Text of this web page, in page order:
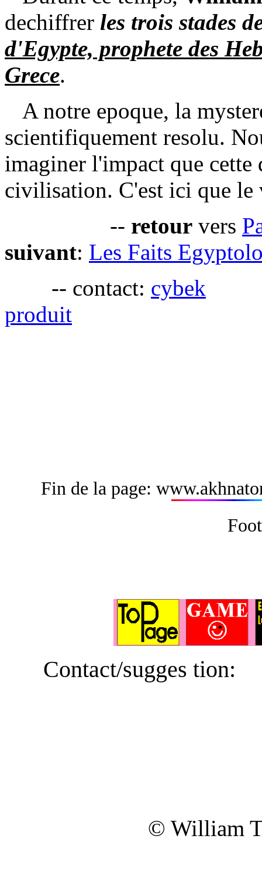
dechiffrer les trois stades
d'Egypte, prophete des
Grece.
A notre epoque, la
scientifiquement resolu.
imaginer l'impact que cette
civilisation. C'est ici que le
-- retour vers
suivant: Les Faits
-- contact: cybek
produit
Fin de la page:
Contact/sugges
© William